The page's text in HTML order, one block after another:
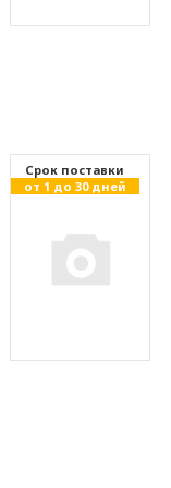
Cрок поставки
от 1 до 30 дней